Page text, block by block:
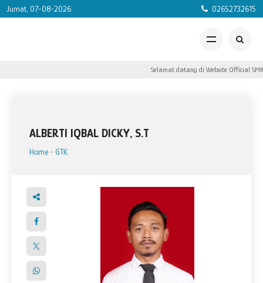
Jumat, 07-08-2026 02652732615
Selamat datang di Website Official SMK
ALBERTI IQBAL DICKY, S.T
Home - GTK